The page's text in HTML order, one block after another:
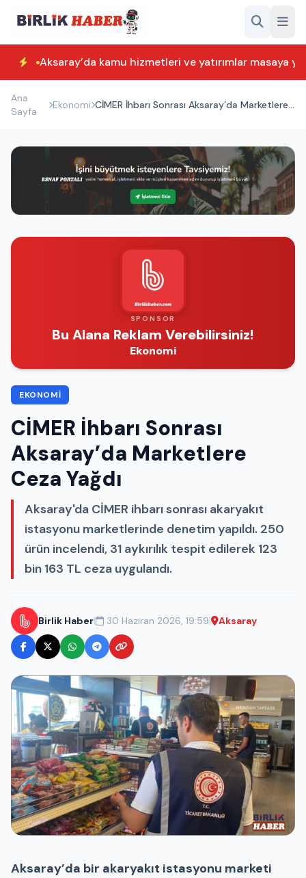
Aksaray’da kamu hizmetleri ve yatırımlar masaya
Ana
Sayfa
Ekonomi CİMER İhbarı Sonrası Aksaray’da Marketlere
SPONSOR
Bu Alana Reklam Verebilirsiniz!
Ekonomi
EKONOMI
CİMER İhbarı Sonrası
Aksaray’da Marketlere
Ceza Yağdı
Aksaray'da CİMER ihbarı sonrası akaryakıt
istasyonu marketlerinde denetim yapıldı. 250
ürün incelendi, 31 aykırılık tespit edilerek 123
bin 163 TL ceza uygulandı.
Birlik Haber| 30 Haziran 2026, 19:59| Aksaray
Aksaray’da bir akaryakıt istasyonu marketi